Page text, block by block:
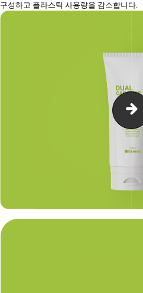
구성하고 플라스틱 사용량을 감소합니다.